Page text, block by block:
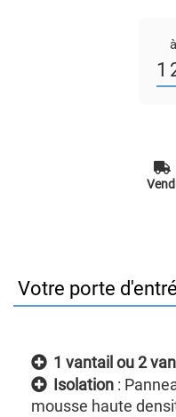
1
Votre porte
1 vantail ou 2
Isolation :
mousse haute